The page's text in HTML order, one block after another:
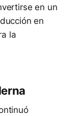
en un
en
la